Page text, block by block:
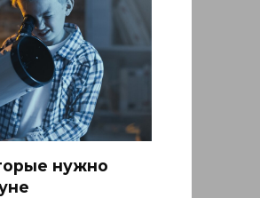
нужно